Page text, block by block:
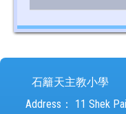
石籬天主教小學
Address：
11 Shek